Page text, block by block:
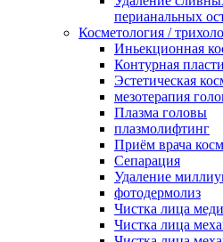
перианальных
Косметология /
Иньекционная
Контурная
Эстетическая
мезотерапия
Плазма головы
плазмолифтинг
Приём врача
Сепарация
Удаление
фотодермолиз
Чистка лица
Чистка лица